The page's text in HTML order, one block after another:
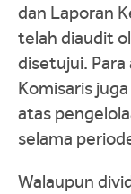
dan Laporan
telah diaudit
disetujui.
Komisaris
atas
selama
Walaupun